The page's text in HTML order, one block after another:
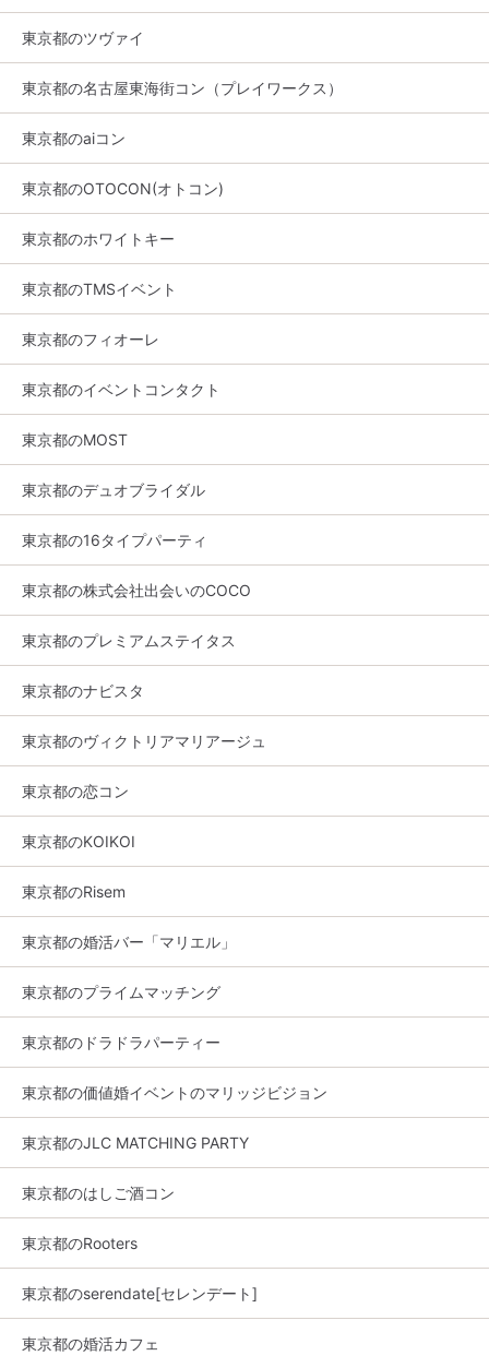
東京都のツヴァイ
東京都の名古屋東海街コン（プレイワークス）
東京都のaiコン
東京都のOTOCON(オトコン)
東京都のホワイトキー
東京都のTMSイベント
東京都のフィオーレ
東京都のイベントコンタクト
東京都のMOST
東京都のデュオブライダル
東京都の16タイプパーティ
東京都の株式会社出会いのCOCO
東京都のプレミアムステイタス
東京都のナビスタ
東京都のヴィクトリアマリアージュ
東京都の恋コン
東京都のKOIKOI
東京都のRisem
東京都の婚活バー「マリエル」
東京都のプライムマッチング
東京都のドラドラパーティー
東京都の価値婚イベントのマリッジビジョン
東京都のJLC MATCHING PARTY
東京都のはしご酒コン
東京都のRooters
東京都のserendate[セレンデート]
東京都の婚活カフェ